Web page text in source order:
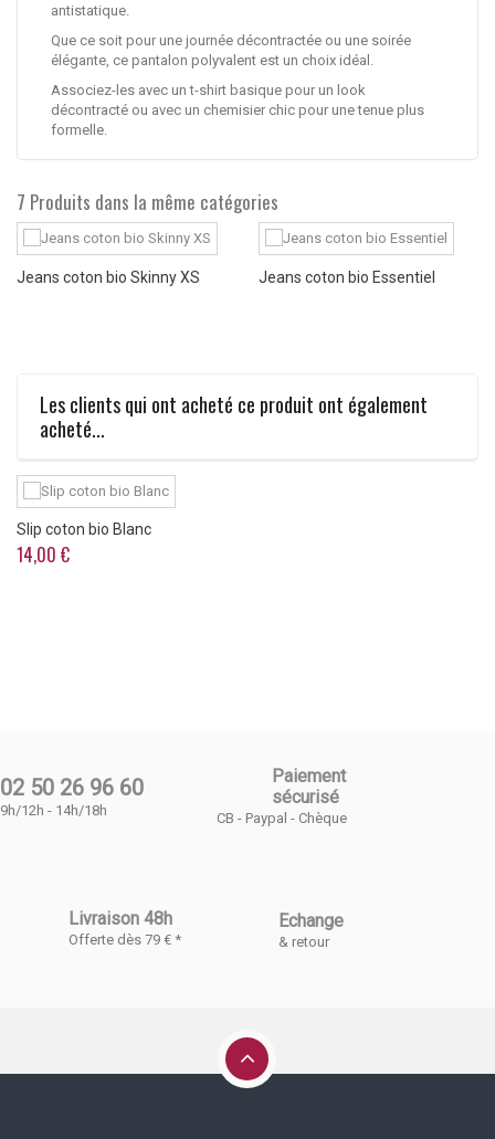
antistatique.
Que ce soit pour une journée décontractée ou une soirée
élégante, ce pantalon polyvalent est un choix idéal.
Associez-les avec un t-shirt basique pour un look
décontracté ou avec un chemisier chic pour une tenue plus
formelle.
7 Produits dans la même catégories
Jeans coton bio Skinny XS Jeans coton bio Essentiel
Les clients qui ont acheté ce produit ont également
acheté...
Slip coton bio Blanc
14,00 €
02 50 26 96 60
9h/12h - 14h/18h
Paiement
sécurisé
CB - Paypal - Chèque
Livraison 48h
Offerte dès 79 € *
Echange
& retour